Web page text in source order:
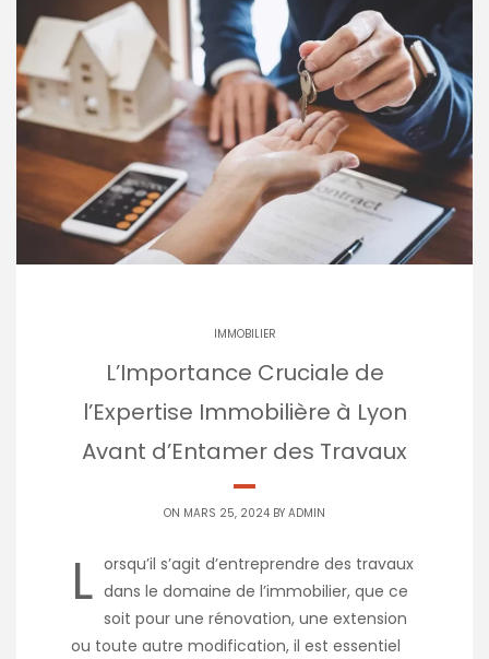
IMMOBILIER
L’Importance Cruciale de
l’Expertise Immobilière à Lyon
Avant d’Entamer des Travaux
ON MARS 25, 2024 BY ADMIN
L orsqu’il s’agit d’entreprendre des travaux
dans le domaine de l’immobilier, que ce
soit pour une rénovation, une extension
ou toute autre modification, il est essentiel